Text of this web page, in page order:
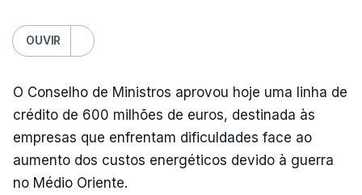
OUVIR
O Conselho de Ministros aprovou hoje uma linha de
crédito de 600 milhões de euros, destinada às
empresas que enfrentam dificuldades face ao
aumento dos custos energéticos devido à guerra
no Médio Oriente.